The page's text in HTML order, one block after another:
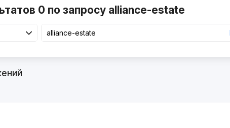
0 по запросу alliance-estate